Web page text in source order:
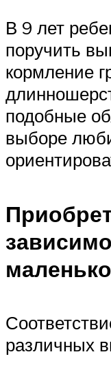
В 9 лет
поручить
кормление
подобные
выборе
различных